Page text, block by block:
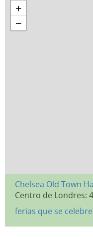
+
−
Chelsea Old Town
Centro de Londres:
ferias que se